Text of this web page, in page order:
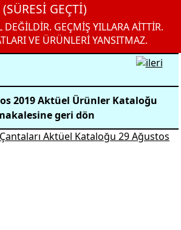
(SÜRESİ GEÇTİ)
DEĞİLDİR. GEÇMİŞ YILLARA AİTTİR.
VE ÜRÜNLERİ YANSITMAZ.
2019 Aktüel Ürünler Kataloğu
geri dön